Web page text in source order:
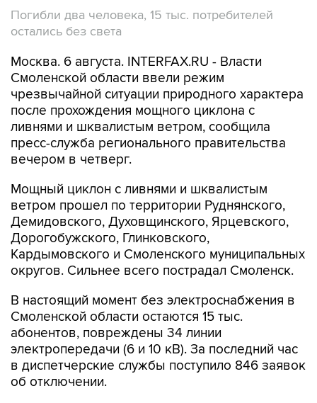
Погибли два человека, 15 тыс. потребителей
остались без света
Москва. 6 августа. INTERFAX.RU - Власти
Смоленской области ввели режим
чрезвычайной ситуации природного характера
после прохождения мощного циклона с
ливнями и шквалистым ветром, сообщила
пресс-служба регионального правительства
вечером в четверг.
Мощный циклон с ливнями и шквалистым
ветром прошел по территории Руднянского,
Демидовского, Духовщинского, Ярцевского,
Дорогобужского, Глинковского,
Кардымовского и Смоленского муниципальных
округов. Сильнее всего пострадал Смоленск.
В настоящий момент без электроснабжения в
Смоленской области остаются 15 тыс.
абонентов, повреждены 34 линии
электропередачи (6 и 10 кВ). За последний час
в диспетчерские службы поступило 846 заявок
об отключении.